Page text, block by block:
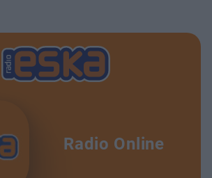
Radio Online